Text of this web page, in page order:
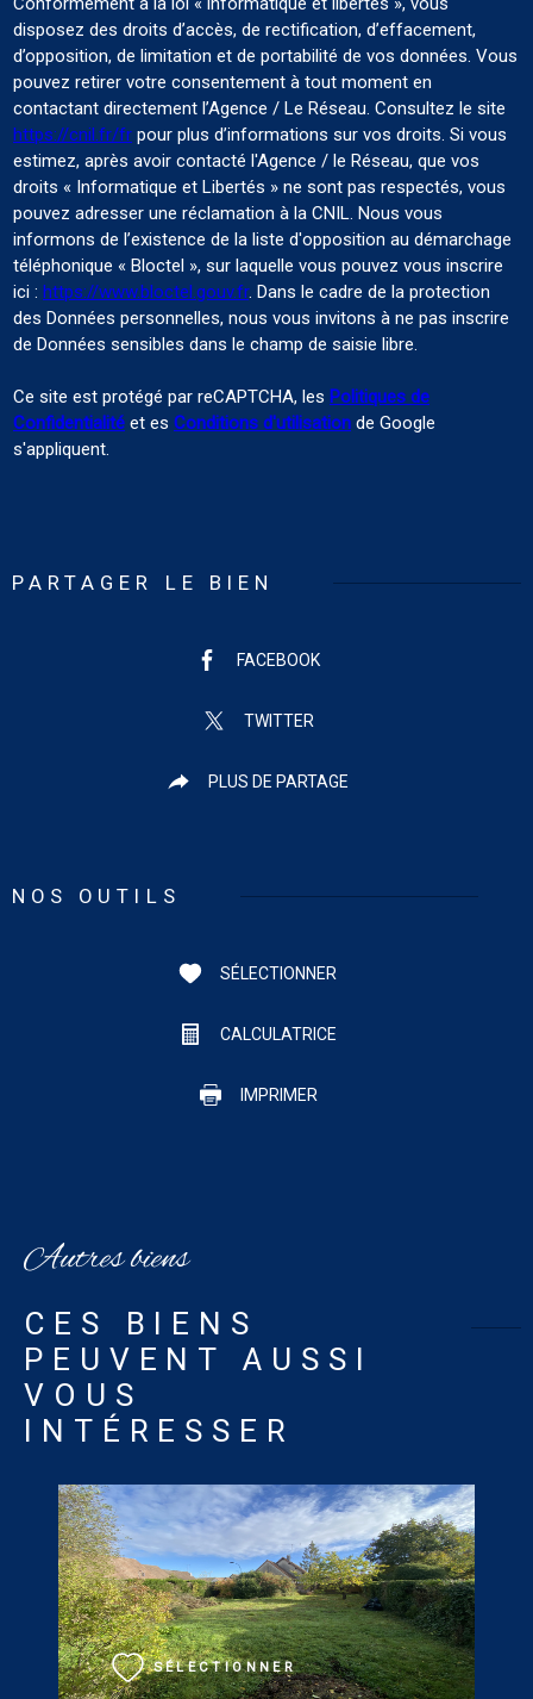
disposez des droits d’accès, de rectification, d’effacement,
d’opposition, de limitation et de portabilité de vos données. Vous
pouvez retirer votre consentement à tout moment en
contactant directement l’Agence / Le Réseau. Consultez le site
https://cnil.fr/fr pour plus d’informations sur vos droits. Si vous
estimez, après avoir contacté l'Agence / le Réseau, que vos
droits « Informatique et Libertés » ne sont pas respectés, vous
pouvez adresser une réclamation à la CNIL. Nous vous
informons de l’existence de la liste d'opposition au démarchage
téléphonique « Bloctel », sur laquelle vous pouvez vous inscrire
ici : https://www.bloctel.gouv.fr. Dans le cadre de la protection
des Données personnelles, nous vous invitons à ne pas inscrire
de Données sensibles dans le champ de saisie libre.
Ce site est protégé par reCAPTCHA, les Politiques de
Confidentialité et es Conditions d'utilisation de Google
s'appliquent.
PARTAGER LE BIEN
FACEBOOK
TWITTER
PLUS DE PARTAGE
NOS OUTILS
SÉLECTIONNER
CALCULATRICE
IMPRIMER
Autres biens
CES BIENS
PEUVENT AUSSI
VOUS
INTÉRESSER
SÉLECTIONNER
VOIR LE BIEN